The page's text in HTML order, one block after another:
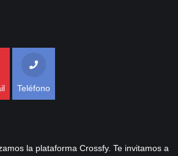
Teléfono
la plataforma Crossfy. Te invitamos a